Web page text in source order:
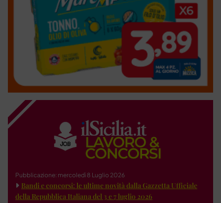
Pubblicazione: mercoledì 8 Luglio 2026
Bandi e concorsi: le ultime novità dalla Gazzetta Ufficiale
della Repubblica Italiana del 3 e 7 luglio 2026